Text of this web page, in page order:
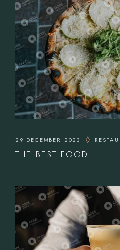
29 DECEMBER 2023
THE BEST FOOD